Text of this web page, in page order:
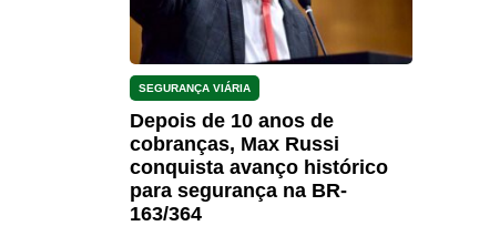
SEGURANÇA VIÁRIA
Depois de 10 anos de
cobranças, Max Russi
conquista avanço histórico
para segurança na BR-
163/364